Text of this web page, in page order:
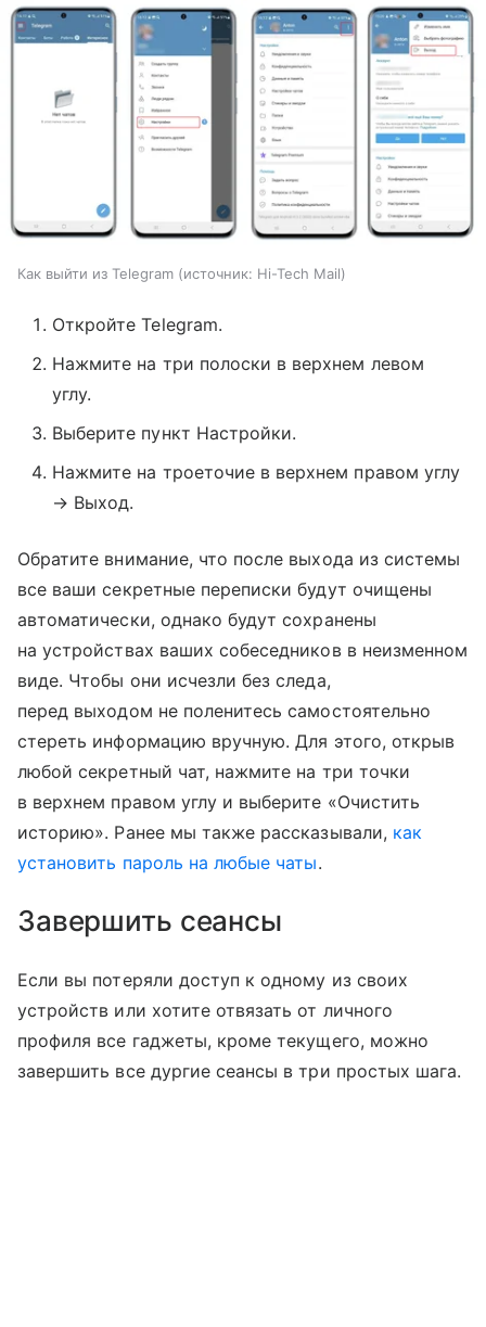
Как выйти из Telegram источник: Hi-Tech Mail
Откройте Telegram.
Нажмите на три полоски в верхнем левом
углу.
Выберите пункт Настройки.
Нажмите на троеточие в верхнем правом углу
→ Выход.
Обратите внимание, что после выхода из системы
все ваши секретные переписки будут очищены
автоматически, однако будут сохранены
на устройствах ваших собеседников в неизменном
виде. Чтобы они исчезли без следа,
перед выходом не поленитесь самостоятельно
стереть информацию вручную. Для этого, открыв
любой секретный чат, нажмите на три точки
в верхнем правом углу и выберите «Очистить
историю». Ранее мы также рассказывали, как
установить пароль на любые чаты.
Завершить сеансы
Если вы потеряли доступ к одному из своих
устройств или хотите отвязать от личного
профиля все гаджеты, кроме текущего, можно
завершить все дургие сеансы в три простых шага.